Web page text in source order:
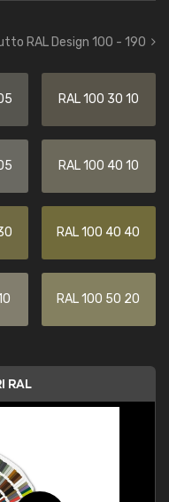
RAL Design 100 - 190
RAL 100 30 10
RAL 100 40 10
RAL 100 40 40
RAL 100 50 20
RAL